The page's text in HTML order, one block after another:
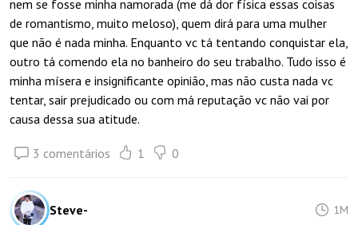
nem se fosse minha namorada (me dá dor física essas coisas
de romantismo, muito meloso), quem dirá para uma mulher
que não é nada minha. Enquanto vc tá tentando conquistar ela,
outro tá comendo ela no banheiro do seu trabalho. Tudo isso é
minha mísera e insignificante opinião, mas não custa nada vc
tentar, sair prejudicado ou com má reputação vc não vai por
causa dessa sua atitude.
3 comentários 1 0
Steve- 1M